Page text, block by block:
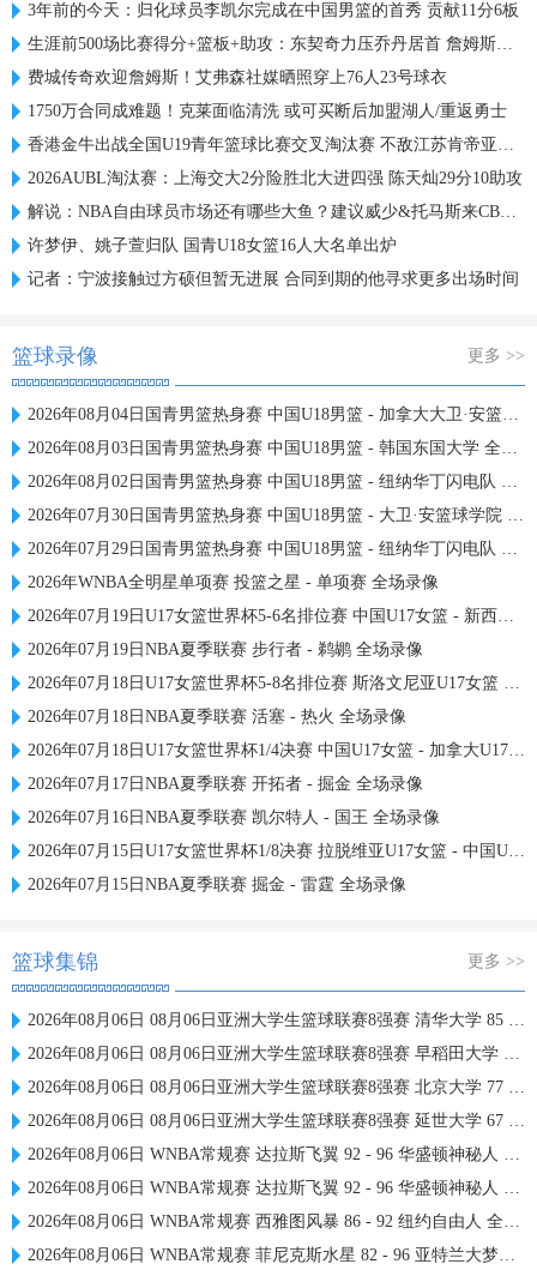
3年前的今天：归化球员李凯尔完成在中国男篮的首秀 贡献11分6板
生涯前500场比赛得分+篮板+助攻：东契奇力压乔丹居首 詹姆斯第六
费城传奇欢迎詹姆斯！艾弗森社媒晒照穿上76人23号球衣
1750万合同成难题！克莱面临清洗 或可买断后加盟湖人/重返勇士
香港金牛出战全国U19青年篮球比赛交叉淘汰赛 不敌江苏肯帝亚U19
2026AUBL淘汰赛：上海交大2分险胜北大进四强 陈天灿29分10助攻
解说：NBA自由球员市场还有哪些大鱼？建议威少&托马斯来CBA试试
许梦伊、姚子萱归队 国青U18女篮16人大名单出炉
记者：宁波接触过方硕但暂无进展 合同到期的他寻求更多出场时间
篮球录像 更多 >>
2026年08月04日国青男篮热身赛 中国U18男篮 - 加拿大大卫·安篮球学院 全场录像
2026年08月03日国青男篮热身赛 中国U18男篮 - 韩国东国大学 全场录像
2026年08月02日国青男篮热身赛 中国U18男篮 - 纽纳华丁闪电队 全场录像
2026年07月30日国青男篮热身赛 中国U18男篮 - 大卫·安篮球学院 全场录像
2026年07月29日国青男篮热身赛 中国U18男篮 - 纽纳华丁闪电队 全场录像
2026年WNBA全明星单项赛 投篮之星 - 单项赛 全场录像
2026年07月19日U17女篮世界杯5-6名排位赛 中国U17女篮 - 新西兰U17女篮 全场录像
2026年07月19日NBA夏季联赛 步行者 - 鹈鹕 全场录像
2026年07月18日U17女篮世界杯5-8名排位赛 斯洛文尼亚U17女篮 - 中国U17女篮 全场录像
2026年07月18日NBA夏季联赛 活塞 - 热火 全场录像
2026年07月18日U17女篮世界杯1/4决赛 中国U17女篮 - 加拿大U17女篮 录像
2026年07月17日NBA夏季联赛 开拓者 - 掘金 全场录像
2026年07月16日NBA夏季联赛 凯尔特人 - 国王 全场录像
2026年07月15日U17女篮世界杯1/8决赛 拉脱维亚U17女篮 - 中国U17女篮 录像
2026年07月15日NBA夏季联赛 掘金 - 雷霆 全场录像
篮球集锦 更多 >>
2026年08月06日 08月06日亚洲大学生篮球联赛8强赛 清华大学 85 - 81 菲律宾大学 集锦
2026年08月06日 08月06日亚洲大学生篮球联赛8强赛 早稻田大学 78 - 71 高丽大学 集锦
2026年08月06日 08月06日亚洲大学生篮球联赛8强赛 北京大学 77 - 79 上海交通大学 集锦
2026年08月06日 08月06日亚洲大学生篮球联赛8强赛 延世大学 67 - 72 政治大学 集锦
2026年08月06日 WNBA常规赛 达拉斯飞翼 92 - 96 华盛顿神秘人 全场集锦
2026年08月06日 WNBA常规赛 达拉斯飞翼 92 - 96 华盛顿神秘人 全场集锦
2026年08月06日 WNBA常规赛 西雅图风暴 86 - 92 纽约自由人 全场集锦
2026年08月06日 WNBA常规赛 菲尼克斯水星 82 - 96 亚特兰大梦想 全场集锦